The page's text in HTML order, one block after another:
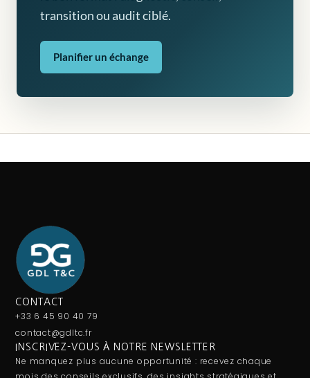
transition ou audit ciblé.
Planifier un échange
CONTACT
+33 6 45 90 40 79
contact@gdltc.fr
INSCRIVEZ-VOUS À NOTRE NEWSLETTER
Ne manquez plus aucune opportunité : recevez chaque